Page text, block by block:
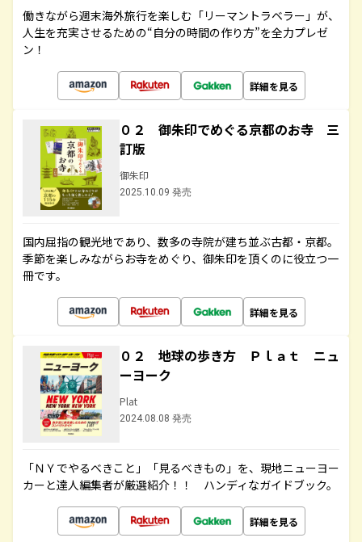
働きながら週末海外旅行を楽しむ「リーマントラベラー」が、
人生を充実させるための“自分の時間の作り方”を全力プレゼ
ン！
詳細を見る
０２ 御朱印でめぐる京都のお寺 三
訂版
御朱印
2025.10.09 発売
国内屈指の観光地であり、数多の寺院が建ち並ぶ古都・京都。
季節を楽しみながらお寺をめぐり、御朱印を頂くのに役立つ一
冊です。
詳細を見る
０２ 地球の歩き方 Ｐｌａｔ ニュ
ーヨーク
Plat
2024.08.08 発売
「ＮＹでやるべきこと」「見るべきもの」を、現地ニューヨー
カーと達人編集者が厳選紹介！！ ハンディなガイドブック。
詳細を見る